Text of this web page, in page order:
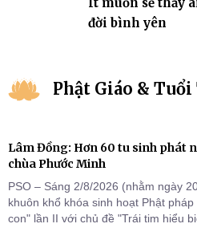
đời bình yên
Phật Giáo & Tuổi
Lâm Đồng: Hơn 60 tu sinh phát
chùa Phước Minh
PSO – Sáng 2/8/2026 (nhằm ngày
khuôn khổ khóa sinh hoạt Phật
con" lần II với chủ đề "Trái tim hiểu